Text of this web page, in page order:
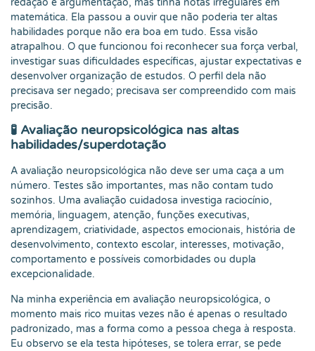
matemática. Ela passou a ouvir que não poderia ter altas
habilidades porque não era boa em tudo. Essa visão
atrapalhou. O que funcionou foi reconhecer sua força verbal,
investigar suas dificuldades específicas, ajustar expectativas e
desenvolver organização de estudos. O perfil dela não
precisava ser negado; precisava ser compreendido com mais
precisão.
🧪 Avaliação neuropsicológica nas altas
habilidades/superdotação
A avaliação neuropsicológica não deve ser uma caça a um
número. Testes são importantes, mas não contam tudo
sozinhos. Uma avaliação cuidadosa investiga raciocínio,
memória, linguagem, atenção, funções executivas,
aprendizagem, criatividade, aspectos emocionais, história de
desenvolvimento, contexto escolar, interesses, motivação,
comportamento e possíveis comorbidades ou dupla
excepcionalidade.
Na minha experiência em avaliação neuropsicológica, o
momento mais rico muitas vezes não é apenas o resultado
padronizado, mas a forma como a pessoa chega à resposta.
Eu observo se ela testa hipóteses, se tolera errar, se pede